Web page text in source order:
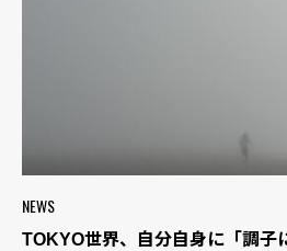
NEWS
TOKYO世界、自分自身に「調子